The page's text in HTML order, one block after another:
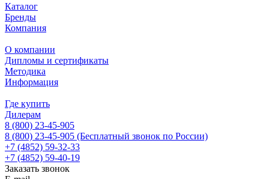
Каталог
Бренды
Компания
О компании
Дипломы и сертификаты
Методика
Информация
Где купить
Дилерам
8 (800) 23-45-905
8 (800) 23-45-905 (Бесплатный звонок по России)
+7 (4852) 59-32-33
+7 (4852) 59-40-19
Заказать звонок